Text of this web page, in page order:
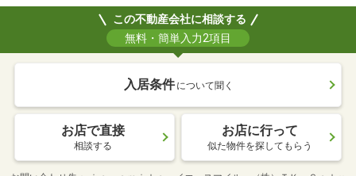
この不動産会社に相談する
無料・簡単入力2項目
入居条件 について聞く
お店で直接
相談する
お店に行って
似た物件を探してもらう